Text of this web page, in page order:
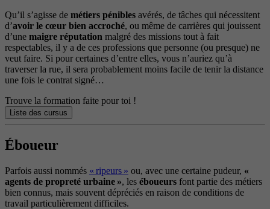
Qu’il s’agisse de métiers pénibles avérés, de tâches qui nécessitent
d’avoir le cœur bien accroché, ou même de carrières qui jouissent
d’une maigre réputation malgré des missions tout à fait
respectables, il y a de ces professions que personne (ou presque) ne
veut faire. Si pour certaines d’entre elles, vous n’auriez qu’à
traverser la rue, il sera probablement moins facile de tenir la distance
une fois le contrat signé…
Trouve la formation faite pour toi !
Liste des cursus
Éboueur
Parfois aussi nommés « ripeurs » ou, avec une certaine pudeur, «
agents de propreté urbaine », les éboueurs font partie des métiers
bien connus, mais souvent dépréciés en raison de conditions de
travail particulièrement difficiles.